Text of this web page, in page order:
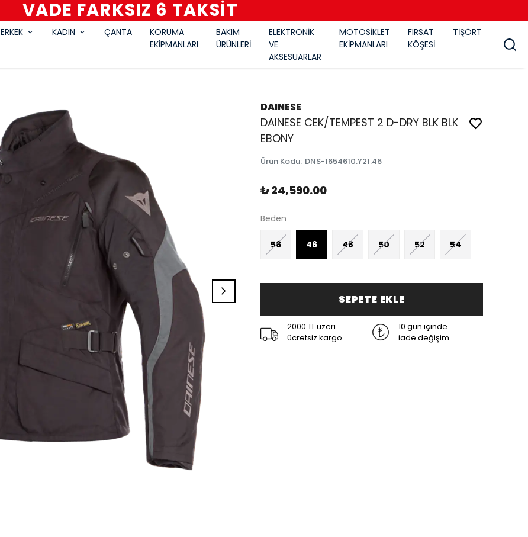
VADE FARKSIZ 6 TAKSİT
ERKEK KADIN ÇANTA
KORUMA
EKİPMANLARI
BAKIM
ÜRÜNLERİ
ELEKTRONİK
VE
AKSESUARLAR
MOTOSİKLET
EKİPMANLARI
FIRSAT
KÖŞESİ
TİŞÖRT
DAINESE
DAINESE CEK/TEMPEST 2 D-DRY BLK BLK
EBONY
Ürün Kodu: DNS-1654610.Y21.46
₺ 24,590.00
Beden
56 46 48 50 52 54
SEPETE EKLE
2000 TL üzeri
ücretsiz kargo
10 gün içinde
iade değişim